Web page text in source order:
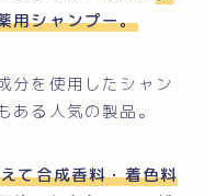
用シャンプー。
分を使用したシャン
る人気の製品。
て合成香料・着色料